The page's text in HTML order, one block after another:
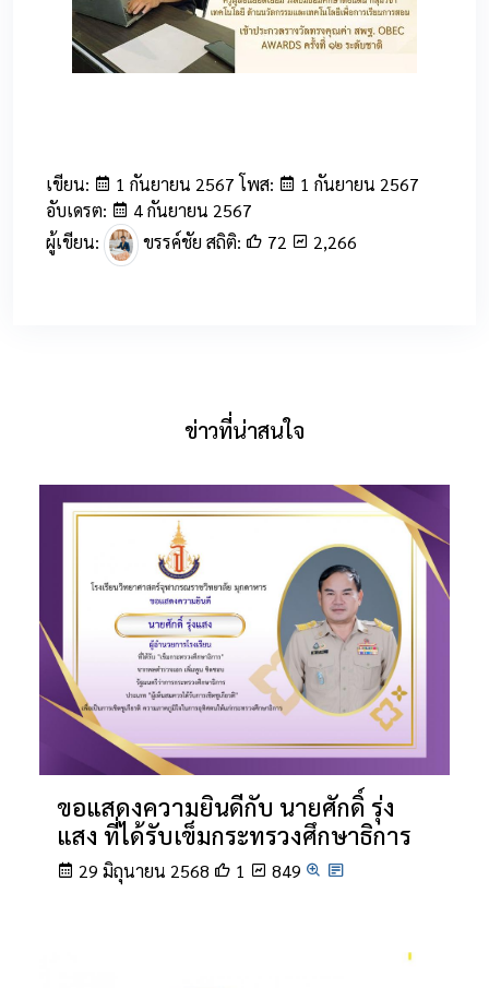
52
เขียน: 1 กันยายน 2567 โพส:
1 กันยายน 2567
อับเดรต:
4 กันยายน 2567
ผู้เขียน:
ขรรค์ชัย สถิติ: 72 2,266
ข่าวที่น่าสนใจ
ขอแสดงความยินดีกับ นายศักดิ์ รุ่ง
แสง ที่ได้รับเข็มกระทรวงศึกษาธิการ
29 มิถุนายน 2568 1 849